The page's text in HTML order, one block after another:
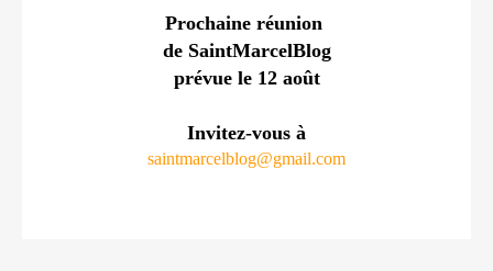
Prochaine réunion
de SaintMarcelBlog
prévue le 12 août
Invitez-vous à
saintmarcelblog@gmail.com